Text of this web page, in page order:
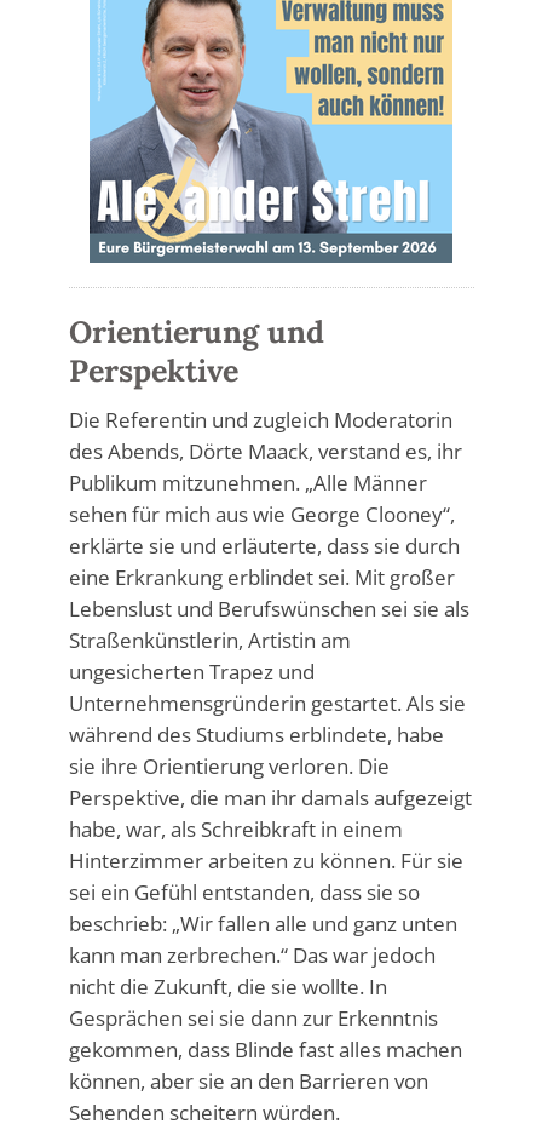
Orientierung und
Perspektive
Die Referentin und zugleich Moderatorin
des Abends, Dörte Maack, verstand es, ihr
Publikum mitzunehmen. „Alle Männer
sehen für mich aus wie George Clooney“,
erklärte sie und erläuterte, dass sie durch
eine Erkrankung erblindet sei. Mit großer
Lebenslust und Berufswünschen sei sie als
Straßenkünstlerin, Artistin am
ungesicherten Trapez und
Unternehmensgründerin gestartet. Als sie
während des Studiums erblindete, habe
sie ihre Orientierung verloren. Die
Perspektive, die man ihr damals aufgezeigt
habe, war, als Schreibkraft in einem
Hinterzimmer arbeiten zu können. Für sie
sei ein Gefühl entstanden, dass sie so
beschrieb: „Wir fallen alle und ganz unten
kann man zerbrechen.“ Das war jedoch
nicht die Zukunft, die sie wollte. In
Gesprächen sei sie dann zur Erkenntnis
gekommen, dass Blinde fast alles machen
können, aber sie an den Barrieren von
Sehenden scheitern würden.